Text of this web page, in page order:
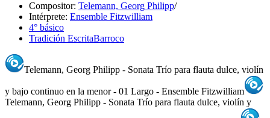
Compositor: Telemann, Georg Philipp/
Intérprete: Ensemble Fitzwilliam
4° básico
Tradición EscritaBarroco
Telemann, Georg Philipp - Sonata Trío para flauta dulce, violín
y bajo continuo en la menor - 01 Largo - Ensemble Fitzwilliam
Telemann, Georg Philipp - Sonata Trío para flauta dulce, violín y